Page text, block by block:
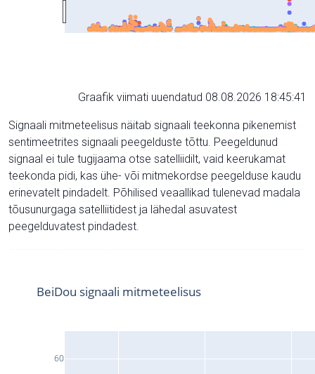
Graafik viimati uuendatud 08.08.2026 18:45:41
Signaali mitmeteelisus näitab signaali teekonna pikenemist
sentimeetrites signaali peegelduste tõttu. Peegeldunud
signaal ei tule tugijaama otse satelliidilt, vaid keerukamat
teekonda pidi, kas ühe- või mitmekordse peegelduse kaudu
erinevatelt pindadelt. Põhilised veaallikad tulenevad madala
tõusunurgaga satelliitidest ja lähedal asuvatest
peegelduvatest pindadest.
60
BeiDou signaali mitmeteelisus